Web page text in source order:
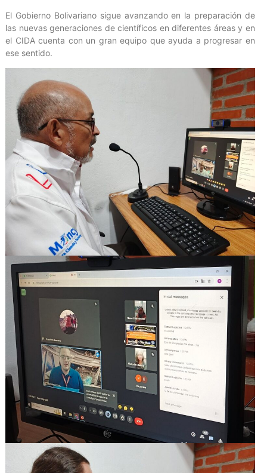
El Gobierno Bolivariano sigue avanzando en la preparación de
las nuevas generaciones de científicos en diferentes áreas y en
el CIDA cuenta con un gran equipo que ayuda a progresar en
ese sentido.